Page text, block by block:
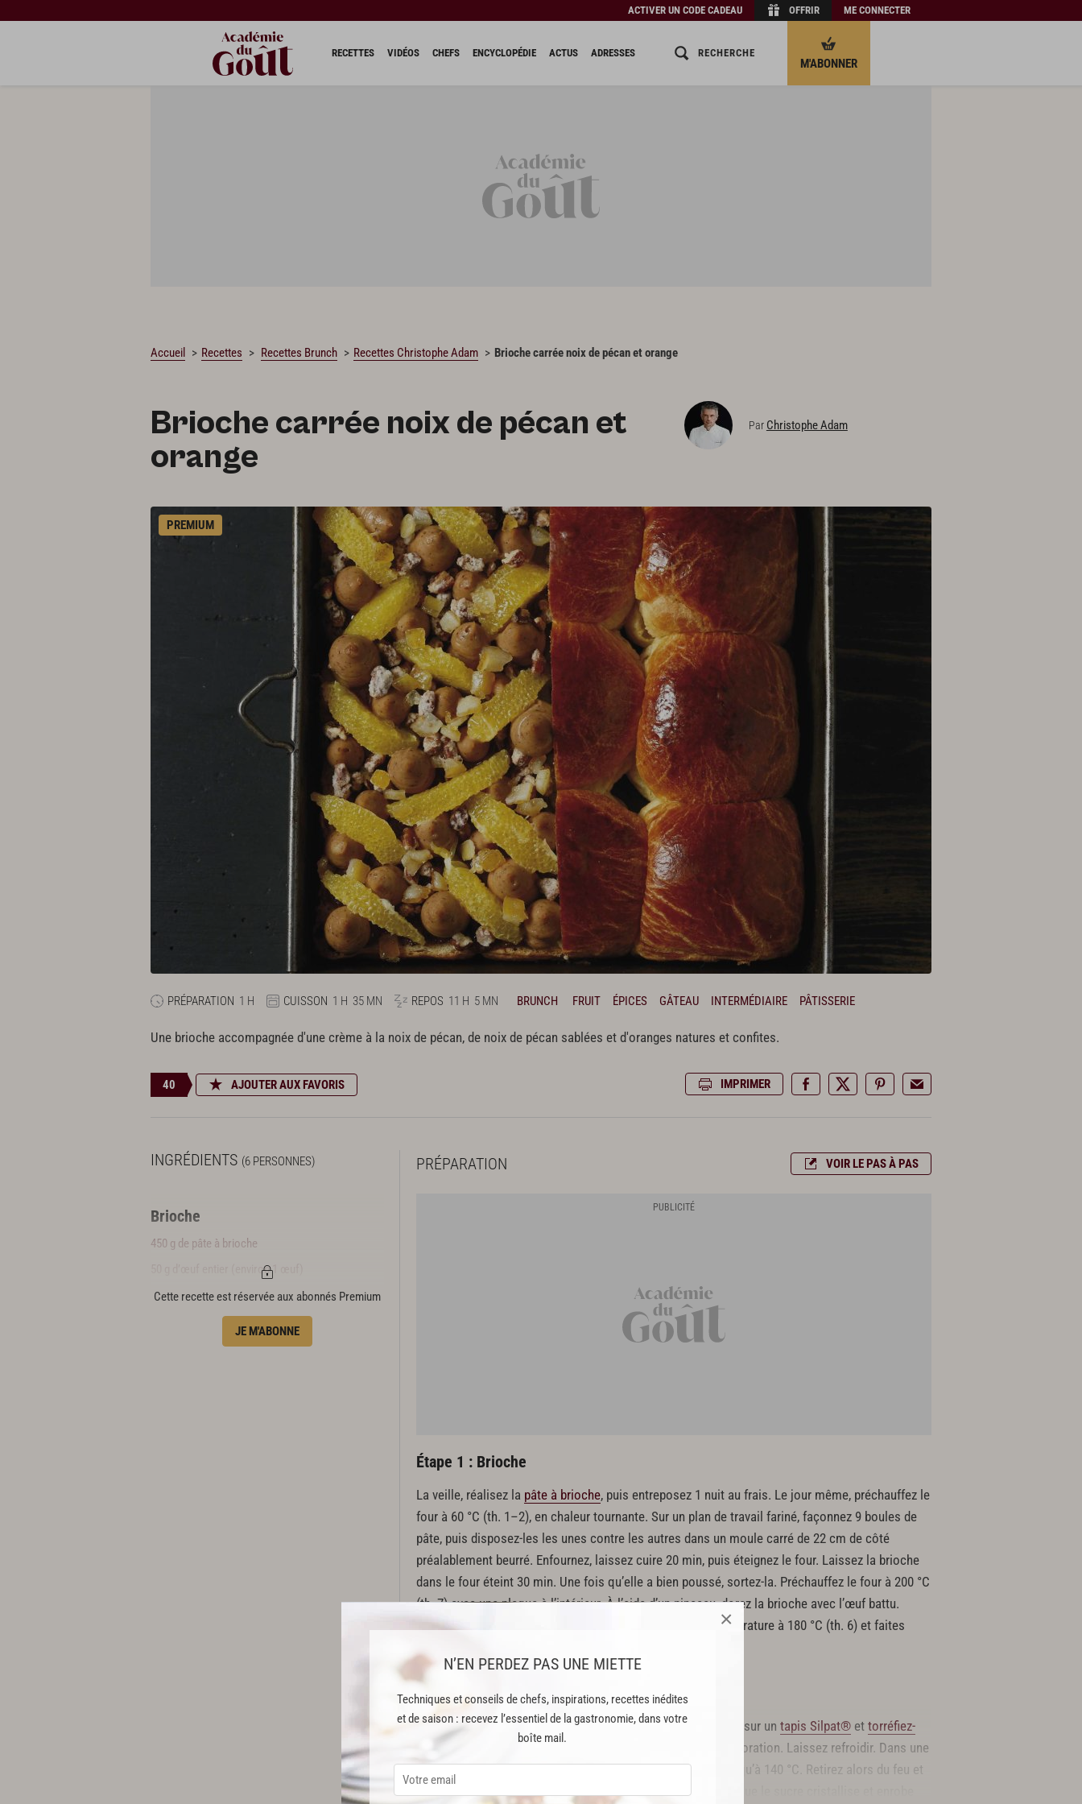
N’EN PERDEZ PAS UNE MIETTE
Techniques et conseils de chefs, inspirations, recettes inédites
et de saison : recevez l’essentiel de la gastronomie, dans votre
boîte mail.
×
ACTIVER UN CODE CADEAU OFFRIR ME CONNECTER
RECETTES VIDÉOS CHEFS ENCYCLOPÉDIE ACTUS ADRESSES RECHERCHE
M'ABONNER
Accueil Recettes Recettes Brunch Recettes Christophe Adam Brioche carrée noix de pécan et orange
Brioche carrée noix de pécan et
orange
Par Christophe Adam
PREMIUM
PRÉPARATION 1 H CUISSON 1 H 35 MN REPOS 11 H 5 MN BRUNCH FRUIT ÉPICES GÂTEAU INTERMÉDIAIRE PÂTISSERIE
Une brioche accompagnée d'une crème à la noix de pécan, de noix de pécan sablées et d'oranges natures et confites.
40 AJOUTER AUX FAVORIS IMPRIMER
INGRÉDIENTS (6 PERSONNES)
Brioche
450 g de pâte à brioche
50 g d’œuf entier (environ 1 œuf)
Noix de pécan sablées
150 g de noix de pécan
Cette recette est réservée aux abonnés Premium
JE M'ABONNE
PRÉPARATION VOIR LE PAS À PAS
Étape 1 : Brioche
La veille, réalisez la pâte à brioche, puis entreposez 1 nuit au frais. Le jour même, préchauffez le
four à 60 °C (th. 1–2), en chaleur tournante. Sur un plan de travail fariné, façonnez 9 boules de
pâte, puis disposez-les les unes contre les autres dans un moule carré de 22 cm de côté
préalablement beurré. Enfournez, laissez cuire 20 min, puis éteignez le four. Laissez la brioche
dans le four éteint 30 min. Une fois qu’elle a bien poussé, sortez-la. Préchauffez le four à 200 °C
(th. 7) avec une plaque à l’intérieur. À l’aide d’un pinceau, dorez la brioche avec l’œuf battu.
Enfournez la brioche sur la plaque chaude, abaissez la température à 180 °C (th. 6) et faites
Étape 2 : Noix de pécan sablées
Préchauffez le four à 200 °C (th. 7). Mettez les noix de pécan sur un tapis Silpat®et torréfiez-
10 min environ, jusqu’à ce qu’elles prennent une belle coloration. Laissez refroidir. Dans une
casserole, mélangez le sucre et l’eau, et laissez chauffer jusqu’à 140 °C. Retirez alors du feu et
ajoutez les noix de pécan, puis remuez sur le feu jusqu’à ce que le sucre cristallise et enrobe
CHARGEMENT…